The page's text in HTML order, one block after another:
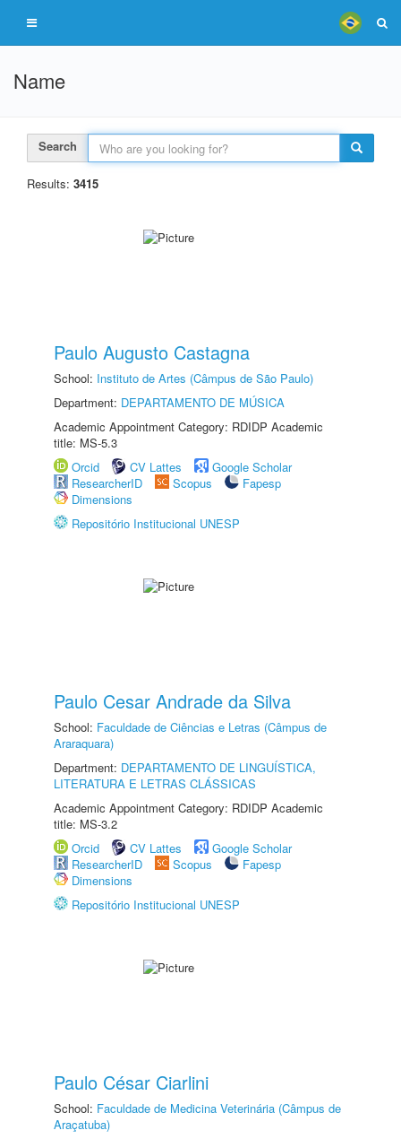
Name
Search
Results: 3415
Paulo Augusto Castagna
School: Instituto de Artes (Câmpus de São Paulo)
Department: DEPARTAMENTO DE MÚSICA
Academic Appointment Category: RDIDP Academic
title: MS-5.3
Orcid
CV Lattes
Google Scholar
ResearcherID
Scopus
Fapesp
Dimensions
Repositório Institucional UNESP
Paulo Cesar Andrade da Silva
School: Faculdade de Ciências e Letras (Câmpus de
Araraquara)
Department: DEPARTAMENTO DE LINGUÍSTICA,
LITERATURA E LETRAS CLÁSSICAS
Academic Appointment Category: RDIDP Academic
title: MS-3.2
Orcid
CV Lattes
Google Scholar
ResearcherID
Scopus
Fapesp
Dimensions
Repositório Institucional UNESP
Paulo César Ciarlini
School: Faculdade de Medicina Veterinária (Câmpus de
Araçatuba)